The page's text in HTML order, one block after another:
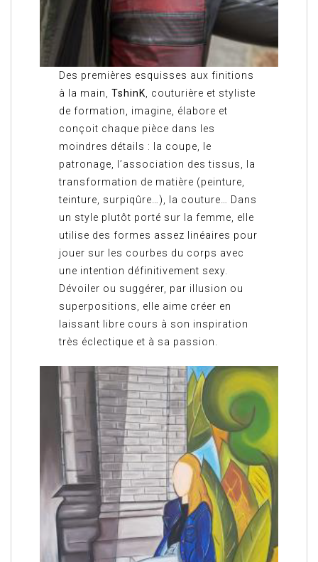
Des premières esquisses aux finitions
à la main, TshinK , couturière et styliste
de formation, imagine, élabore et
conçoit chaque pièce dans les
moindres détails : la coupe, le
patronage, l’association des tissus, la
transformation de matière (peinture,
teinture, surpiqûre…), la couture… Dans
un style plutôt porté sur la femme, elle
utilise des formes assez linéaires pour
jouer sur les courbes du corps avec
une intention définitivement sexy.
Dévoiler ou suggérer, par illusion ou
superpositions, elle aime créer en
laissant libre cours à son inspiration
très éclectique et à sa passion.